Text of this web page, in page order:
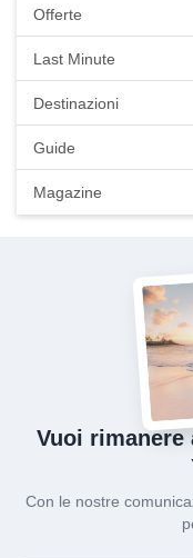
Offerte
Last Minute
Destinazioni
Guide
Magazine
Vuoi
Con le nostre